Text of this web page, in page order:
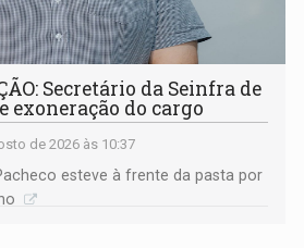
Secretário da Seinfra de
exoneração do cargo
de 2026 às 10:37
esteve à frente da pasta por